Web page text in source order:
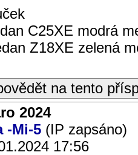
C25XE modrá
Z18XE zelená
na tento
2024
-Mi-5 (IP zapsáno)
17:56